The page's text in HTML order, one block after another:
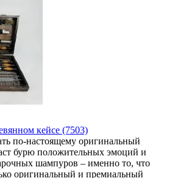
кейсе (7503)
по-настоящему оригинальный
бурю положительных эмоций и
шампуров – именно то, что
оригинальный и премиальный